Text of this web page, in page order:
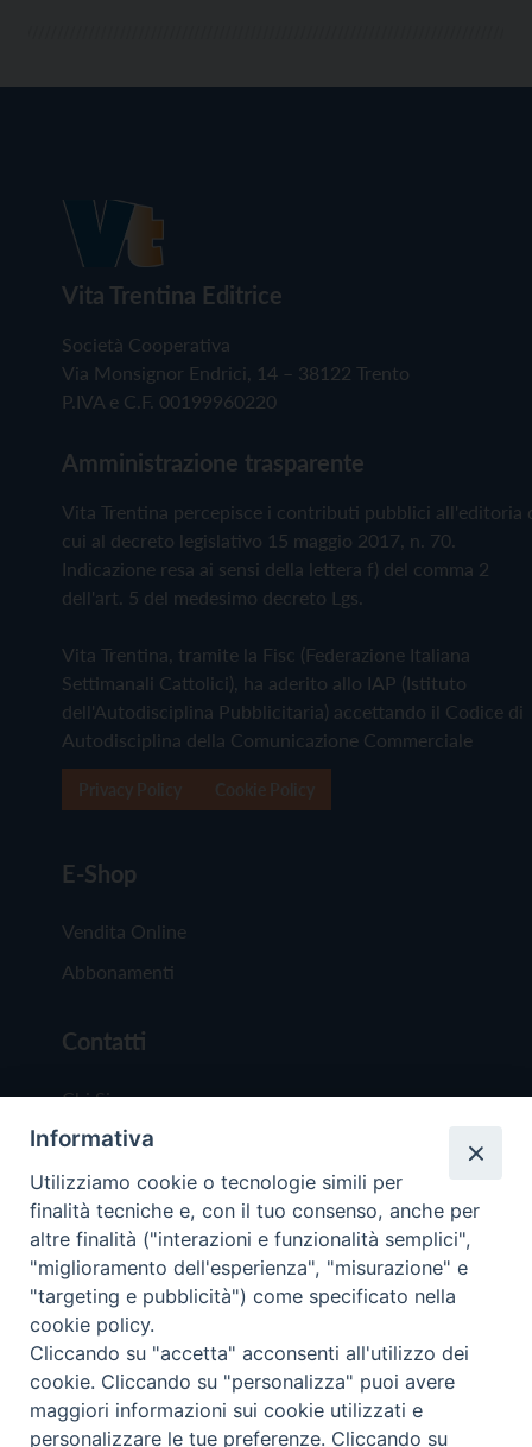
Vita Trentina Editrice
Società Cooperativa
Via Monsignor Endrici, 14 – 38122 Trento
P.IVA e C.F. 00199960220
Amministrazione trasparente
Vita Trentina percepisce i contributi pubblici all'editoria
cui al decreto legislativo 15 maggio 2017, n. 70.
Indicazione resa ai sensi della lettera f) del comma 2
dell'art. 5 del medesimo decreto Lgs.
Vita Trentina, tramite la Fisc (Federazione Italiana
Settimanali Cattolici), ha aderito allo IAP (Istituto
dell'Autodisciplina Pubblicitaria) accettando il Codice di
Autodisciplina della Comunicazione Commerciale
E-Shop
Vendita Online
Abbonamenti
Contatti
Chi Siamo
Redazione
Scrivici
Copyright © 2019 - Tutti i diritti riservati - Vita
Trentina Editrice
Privacy Policy
Informativa
Utilizziamo cookie o tecnologie simili per
finalità tecniche e, con il tuo consenso, anche per
altre finalità ("interazioni e funzionalità semplici",
"miglioramento dell'esperienza", "misurazione" e
"targeting e pubblicità") come specificato nella
cookie policy.
Cliccando su "accetta" acconsenti all'utilizzo dei
cookie. Cliccando su "personalizza" puoi avere
maggiori informazioni sui cookie utilizzati e
personalizzare le tue preferenze. Cliccando su